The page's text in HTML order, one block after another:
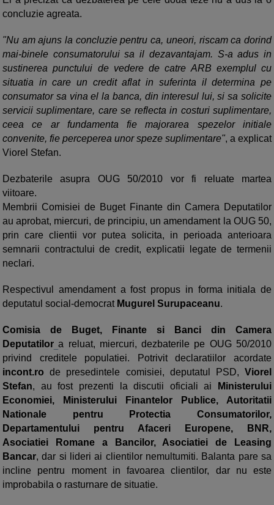
concluzie agreata.
"Nu am ajuns la concluzie pentru ca, uneori, riscam ca dorind
mai-binele consumatorului sa il dezavantajam. S-a adus in
sustinerea punctului de vedere de catre ARB exemplul cu
situatia in care un credit aflat in suferinta il determina pe
consumator sa vina el la banca, din interesul lui, si sa solicite
servicii suplimentare, care se reflecta in costuri suplimentare,
ceea ce ar fundamenta fie majorarea spezelor initiale
convenite, fie perceperea unor speze suplimentare", a explicat
Viorel Stefan.
Dezbaterile asupra OUG 50/2010 vor fi reluate martea
viitoare.
Membrii Comisiei de Buget Finante din Camera Deputatilor
au aprobat, miercuri, de principiu, un amendament la OUG 50,
prin care clientii vor putea solicita, in perioada anterioara
semnarii contractului de credit, explicatii legate de termenii
neclari.
Respectivul amendament a fost propus in forma initiala de
deputatul social-democrat Mugurel Surupaceanu.
Comisia de Buget, Finante si Banci din Camera
Deputatilor a reluat, miercuri, dezbaterile pe OUG 50/2010
privind creditele populatiei. Potrivit declaratiilor acordate
incont.ro de presedintele comisiei, deputatul PSD, Viorel
Stefan, au fost prezenti la discutii oficiali ai
Ministerului
Economiei, Ministerului Finantelor Publice, Autoritatii
Nationale pentru Protectia Consumatorilor,
Departamentului pentru Afaceri Europene, BNR,
Asociatiei Romane a Bancilor, Asociatiei de Leasing
Bancar, dar si lideri ai clientilor nemultumiti. Balanta pare sa
incline pentru moment in favoarea clientilor, dar nu este
improbabila o rasturnare de situatie.